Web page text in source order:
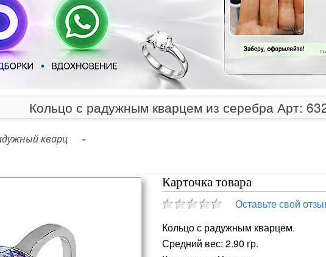
Кольцо с радужным кварцем из серебра Арт:
кварц
Карточка товара
Оставьте свой
Кольцо с радужным кварцем.
Средний вес: 2.90 гр.